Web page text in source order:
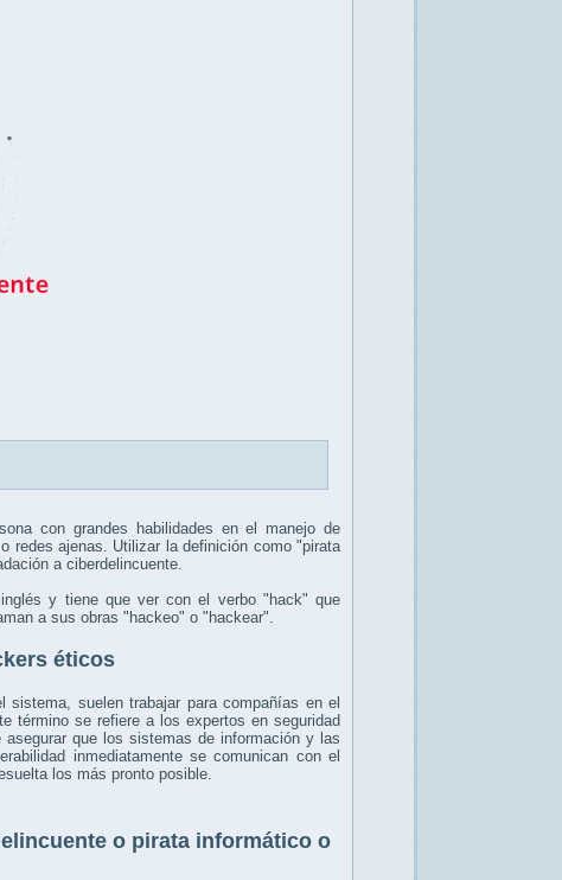
con grandes habilidades en el manejo de
redes ajenas. Utilizar la definición como "pirata
a ciberdelincuente.
y tiene que ver con el verbo "hack" que
a sus obras "hackeo" o "hackear".
éticos
sistema, suelen trabajar para compañías en el
término se refiere a los expertos en seguridad
que los sistemas de información y las
inmediatamente se comunican con el
los más pronto posible.
o pirata informático o